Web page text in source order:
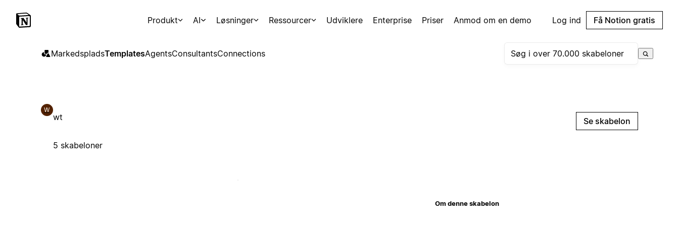
Produkt AI Løsninger Ressourcer Udviklere Enterprise Priser Anmod om en demo Log ind Få Notion gratis
MarkedspladsTemplatesAgentsConsultantsConnections
W
wt
5 skabeloner
Se skabelon
Om denne skabelon